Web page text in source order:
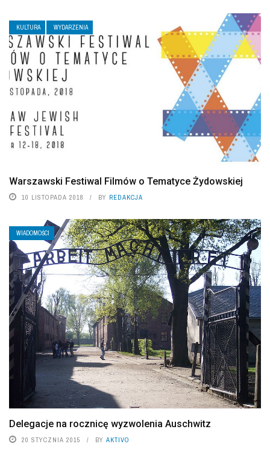
KULTURA WYDARZENIA
Warszawski Festiwal Filmów o Tematyce Żydowskiej
10 LISTOPADA 2018 BY REDAKCJA
WIADOMOŚCI
Delegacje na rocznicę wyzwolenia Auschwitz
20 STYCZNIA 2015 BY AKTIVO